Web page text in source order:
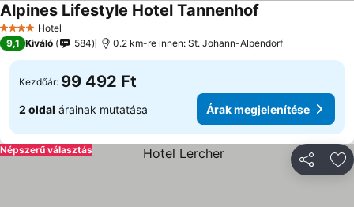
4 KategóriaHotel
Alpines Lifestyle Hotel Tannenhof
9,1 Kiváló 584 0.2 km-re innen: St. Johann-Alpendorf
Kezdőár: 99 492 Ft
2 oldal árainak mutatása Árak megjelenítése
Népszerű választás